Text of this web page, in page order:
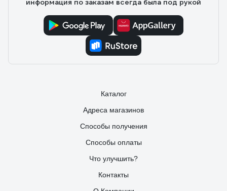
вид стильный - чёрный корпус смотрится аккуратно. В
целом, надёжный вариант за свои деньги.
информация по заказам всегда была под рукой
Каталог
Адреса магазинов
Способы получения
Способы оплаты
Что улучшить?
Контакты